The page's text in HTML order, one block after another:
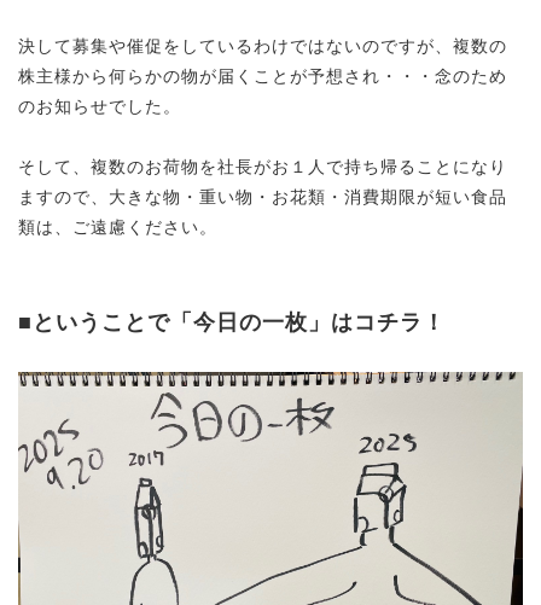
決して募集や催促をしているわけではないのですが、複数の
株主様から何らかの物が届くことが予想され・・・念のため
のお知らせでした。
そして、複数のお荷物を社長がお１人で持ち帰ることになり
ますので、大きな物・重い物・お花類・消費期限が短い食品
類は、ご遠慮ください。
■ということで「今日の一枚」はコチラ！